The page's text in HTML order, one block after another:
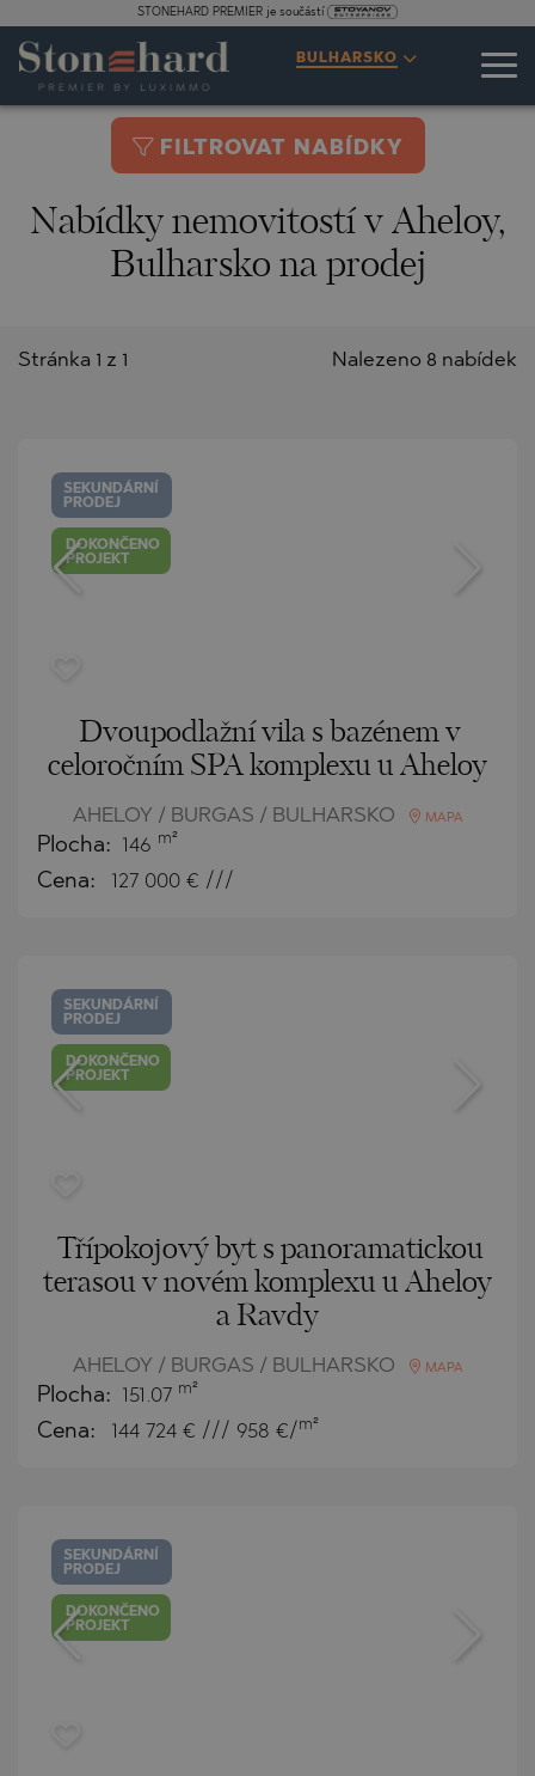
STONEHARD PREMIER je součástí
BULHARSKO
FILTROVAT NABÍDKY
Nabídky nemovitostí v Aheloy,
Bulharsko na prodej
Nalezeno 8 nabídek
Stránka 1 z 1
SEKUNDÁRNÍ
PRODEJ
DOKONČENO
PROJEKT
Dvoupodlažní vila s bazénem v
celoročním SPA komplexu u Aheloy
AHELOY / BURGAS / BULHARSKO MAPA
Plocha: 146 m²
Cena: 127 000 € ///
SEKUNDÁRNÍ
PRODEJ
DOKONČENO
PROJEKT
Třípokojový byt s panoramatickou
terasou v novém komplexu u Aheloy
a Ravdy
AHELOY / BURGAS / BULHARSKO MAPA
Plocha: 151.07 m²
Cena: 144 724 € /// 958 €/ m²
SEKUNDÁRNÍ
PRODEJ
DOKONČENO
PROJEKT